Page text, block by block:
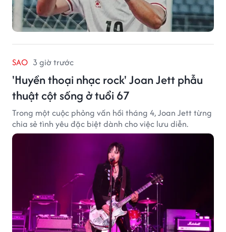
SAO 3 giờ trước
'Huyền thoại nhạc rock' Joan Jett phẫu
thuật cột sống ở tuổi 67
Trong một cuộc phỏng vấn hồi tháng 4, Joan Jett từng
chia sẻ tình yêu đặc biệt dành cho việc lưu diễn.